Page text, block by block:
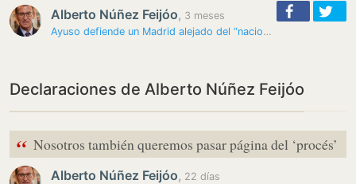
Alberto Núñez Feijóo, 3 meses
Ayuso defiende un Madrid alejado del “nacionalismo” e “ideologías…
Declaraciones de Alberto Núñez Feijóo
“ Nosotros también queremos pasar página del ‘procés’
Alberto Núñez Feijóo, 22 días